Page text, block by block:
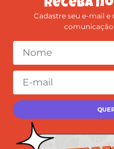
Receba
Cadastre seu e-mail